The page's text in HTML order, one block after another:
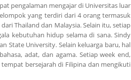
pengalaman mengajar di Universitas luar
yang terdiri dari 4 orang termasuk
Thailand dan Malaysia. Selain itu, setiap
kebutuhan hidup selama di sana. Sindy
State University. Selain keluarga baru, hal
adat, dan agama. Setiap week end,
bersejarah di Filipina dan mengikuti